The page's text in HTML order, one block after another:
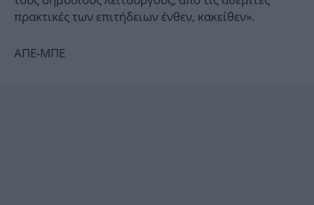
πρακτικές των επιτήδειων ένθεν, κακείθεν».
ΑΠΕ-ΜΠΕ